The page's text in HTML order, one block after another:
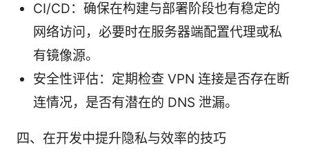
CI/CD：确保在构建与部署阶段也有稳定的
网络访问，必要时在服务器端配置代理或私
有镜像源。
安全性评估：定期检查 VPN 连接是否存在断
连情况，是否有潜在的 DNS 泄漏。
四、在开发中提升隐私与效率的技巧